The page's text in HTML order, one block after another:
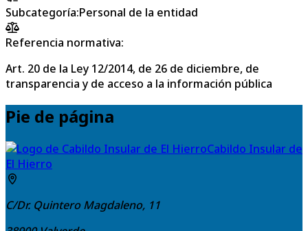
Subcategoría:Personal de la entidad
Referencia normativa:
Art. 20 de la Ley 12/2014, de 26 de diciembre, de
transparencia y de acceso a la información pública
Pie de página
Cabildo Insular de
El Hierro
C/Dr. Quintero Magdaleno, 11